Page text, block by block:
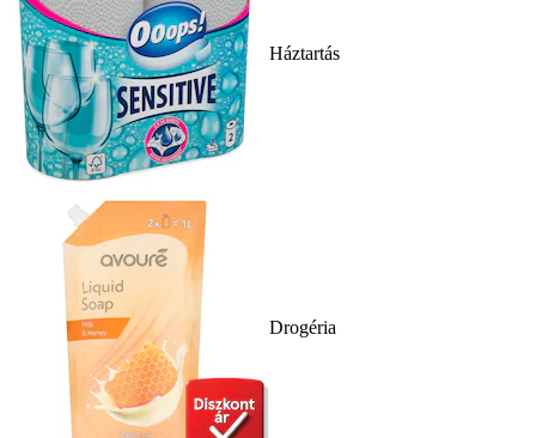
Háztartás
Drogéria